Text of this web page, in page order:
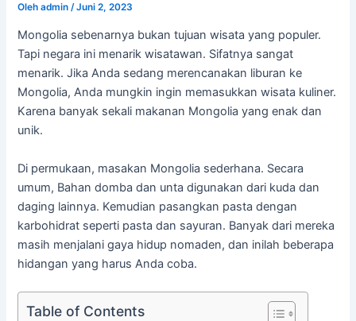
Olehadmin/Juni 2, 2023
Mongolia sebenarnya bukan tujuan wisata yang populer.
Tapi negara ini menarik wisatawan. Sifatnya sangat
menarik. Jika Anda sedang merencanakan liburan ke
Mongolia, Anda mungkin ingin memasukkan wisata kuliner.
Karena banyak sekali makanan Mongolia yang enak dan
unik.
Di permukaan, masakan Mongolia sederhana. Secara
umum, Bahan domba dan unta digunakan dari kuda dan
daging lainnya. Kemudian pasangkan pasta dengan
karbohidrat seperti pasta dan sayuran. Banyak dari mereka
masih menjalani gaya hidup nomaden, dan inilah beberapa
hidangan yang harus Anda coba.
Table of Contents